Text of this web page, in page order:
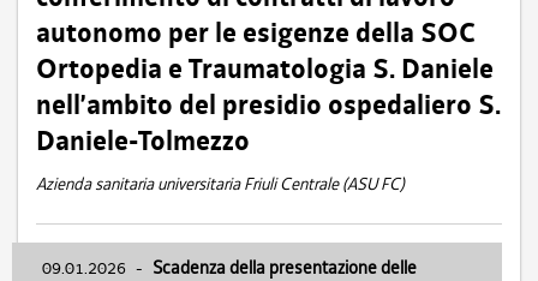
autonomo per le esigenze della SOC
Ortopedia e Traumatologia S. Daniele
nell’ambito del presidio ospedaliero S.
Daniele-Tolmezzo
Azienda sanitaria universitaria Friuli Centrale (ASU FC)
09.01.2026 - Scadenza della presentazione delle